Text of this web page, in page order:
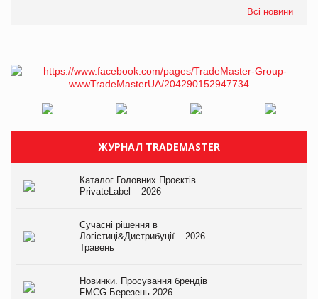
Всі новини
ЖУРНАЛ TRADEMASTER
Каталог Головних Проєктів
PrivateLabel – 2026
Сучасні рішення в
Логістиці&Дистрибуції – 2026.
Травень
Новинки. Просування брендів
FMCG.Березень 2026